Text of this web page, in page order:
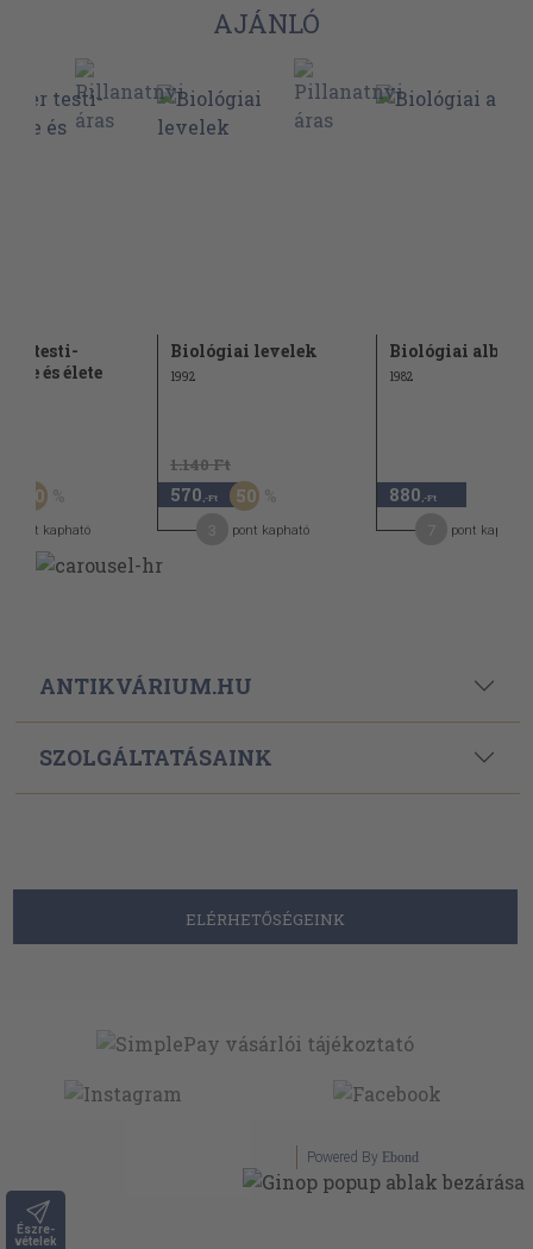
Észre-
vételek
AJÁNLÓ
testi-
és élete
50
pont kapható
Biológiai levelek
1992
1.140 Ft
570 ,-Ft 50
pont kapható
Biológiai album
1982
880 ,-Ft
pont kapható
ANTIKVÁRIUM.HU
SZOLGÁLTATÁSAINK
ELÉRHETŐSÉGEINK
Powered By Ebond